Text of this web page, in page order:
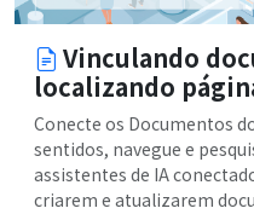
Vinculando
localizando
Conecte os Documentos
sentidos, navegue e
assistentes de IA
criarem e atualizarem